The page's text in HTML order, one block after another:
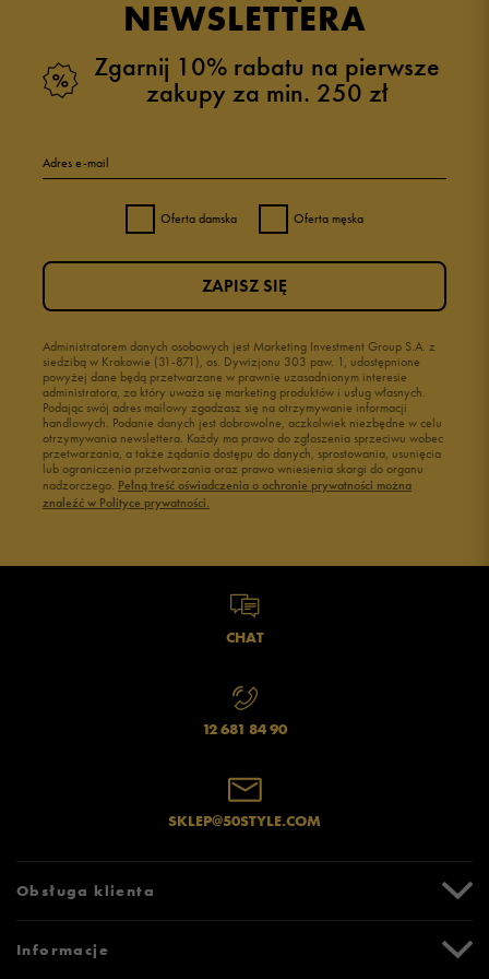
NEWSLETTERA
Zgarnij 10% rabatu na pierwsze
zakupy za min. 250 zł
Adres e-mail
Oferta damska Oferta męska
Administratorem danych osobowych jest Marketing Investment Group S.A. z
siedzibą w Krakowie (31-871), os. Dywizjonu 303 paw. 1, udostępnione
powyżej dane będą przetwarzane w prawnie uzasadnionym interesie
administratora, za który uważa się marketing produktów i usług własnych.
Podając swój adres mailowy zgadzasz się na otrzymywanie informacji
handlowych. Podanie danych jest dobrowolne, aczkolwiek niezbędne w celu
otrzymywania newslettera. Każdy ma prawo do zgłoszenia sprzeciwu wobec
przetwarzania, a także żądania dostępu do danych, sprostowania, usunięcia
lub ograniczenia przetwarzania oraz prawo wniesienia skargi do organu
nadzorczego. Pełną treść oświadczenia o ochronie prywatności można
znaleźć w Polityce prywatności.
ZAPISZ SIĘ
CHAT
12 681 84 90
SKLEP@50STYLE.COM
Obsługa klienta
Zwroty i reklamacje
Informacje